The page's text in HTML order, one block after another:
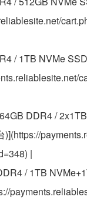
/ 1TB NVMe
DDR4 /
|
/ 1TB